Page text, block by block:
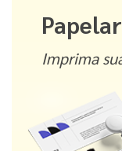
Imprima